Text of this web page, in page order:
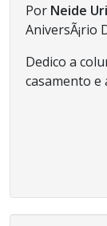
Por Neide
AniversÃ¡rio
Dedico a
casamento e